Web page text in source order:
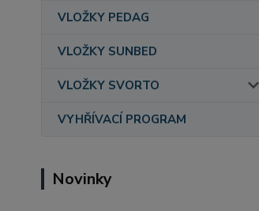
VLOŽKY PEDAG
VLOŽKY SUNBED
VLOŽKY SVORTO
VYHŘÍVACÍ PROGRAM
Novinky